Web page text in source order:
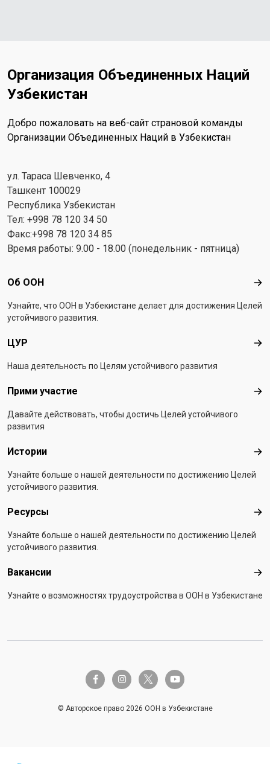
Организация Объединенных Наций
Узбекистан
Добро пожаловать на веб-сайт страновой команды
Организации Объединенных Наций в Узбекистан
ул. Тараса Шевченко, 4
Ташкент 100029
Республика Узбекистан
Тел: +998 78 120 34 50
Факс:+998 78 120 34 85
Время работы: 9.00 - 18.00 (понедельник - пятница)
Footer menu
Об ООН Об
Узнайте, что ООН в Узбекистанe делает для достижения Целей
устойчивого развития.
ЦУР
Наша деятельность по Целям устойчивого развития
Прими участие
Давайте действовать, чтобы достичь Целей устойчивого
развития
Истории
Узнайте больше о нашей деятельности по достижению Целей
устойчивого развития.
Ресурсы
Узнайте больше о нашей деятельности по достижению Целей
устойчивого развития.
Вакансии
Узнайте о возможностях трудоустройства в ООН в Узбекистане
facebook-finstagramtwitter-x youtube
© Авторское право 2026 ООН в Узбекистане